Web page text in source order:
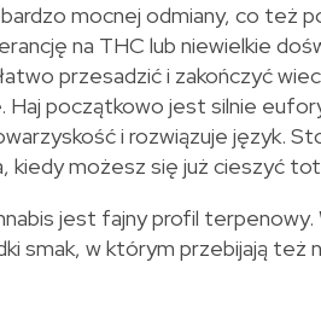
mocnej odmiany, co też
na THC lub niewielkie
przesadzić i zakończyć
początkowo jest silnie
i rozwiązuje język.
kiedy możesz się już cieszyć
jest fajny profil terpenowy.
smak, w którym przebijają też